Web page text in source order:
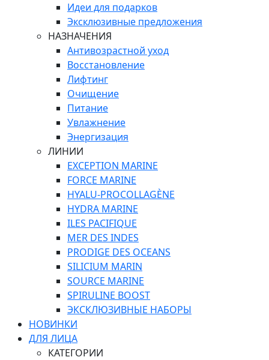
Идеи для подарков
Эксклюзивные предложения
НАЗНАЧЕНИЯ
Антивозрастной уход
Восстановление
Лифтинг
Очищение
Питание
Увлажнение
Энергизация
ЛИНИИ
EXCEPTION MARINE
FORCE MARINE
HYALU-PROCOLLAGÈNE
HYDRA MARINE
ILES PACIFIQUE
MER DES INDES
PRODIGE DES OCEANS
SILICIUM MARIN
SOURCE MARINE
SPIRULINE BOOST
ЭКСКЛЮЗИВНЫЕ НАБОРЫ
НОВИНКИ
ДЛЯ ЛИЦА
КАТЕГОРИИ